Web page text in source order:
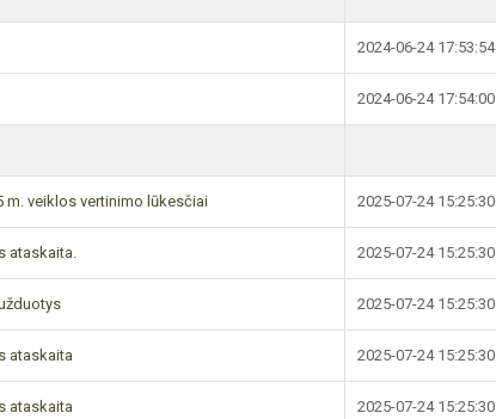
2024-06-24 17:53:54
2024-06-24 17:54:00
m. veiklos vertinimo lūkesčiai 2025-07-24 15:25:30
ataskaita. 2025-07-24 15:25:30
2025-07-24 15:25:30
ataskaita 2025-07-24 15:25:30
ataskaita 2025-07-24 15:25:30